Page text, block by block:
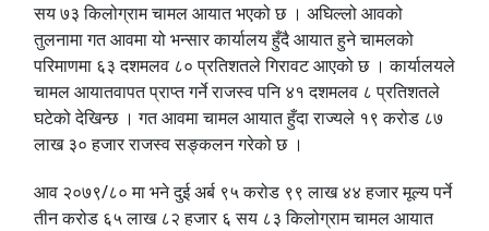
सय ७३ किलोग्राम चामल आयात भएको छ । अघिल्लो आवको
तुलनामा गत आवमा यो भन्सार कार्यालय हुँदै आयात हुने चामलको
परिमाणमा ६३ दशमलव ८० प्रतिशतले गिरावट आएको छ । कार्यालयले
चामल आयातवापत प्राप्त गर्ने राजस्व पनि ४१ दशमलव ८ प्रतिशतले
घटेको देखिन्छ । गत आवमा चामल आयात हुँदा राज्यले १९ करोड ८७
लाख ३० हजार राजस्व सङ्कलन गरेको छ ।
आव २०७९/८० मा भने दुई अर्ब ९५ करोड ९९ लाख ४४ हजार मूल्य पर्ने
तीन करोड ६५ लाख ८२ हजार ६ सय ८३ किलोग्राम चामल आयात